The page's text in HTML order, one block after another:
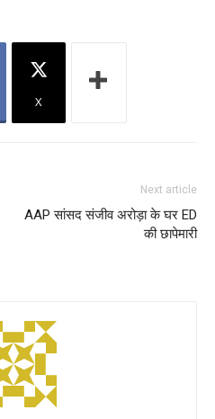
X
Next article
AAP सांसद संजीव अरोड़ा के घर ED
की छापेमारी